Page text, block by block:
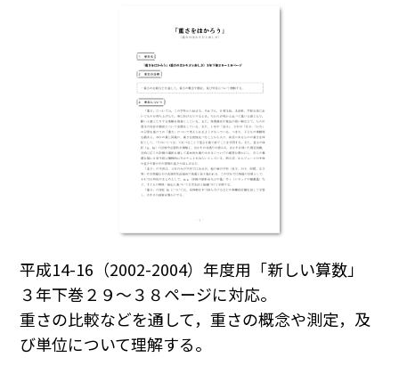
平成14-16（2002-2004）年度用「新しい算数」
３年下巻２９～３８ページに対応。
重さの比較などを通して，重さの概念や測定，及
び単位について理解する。